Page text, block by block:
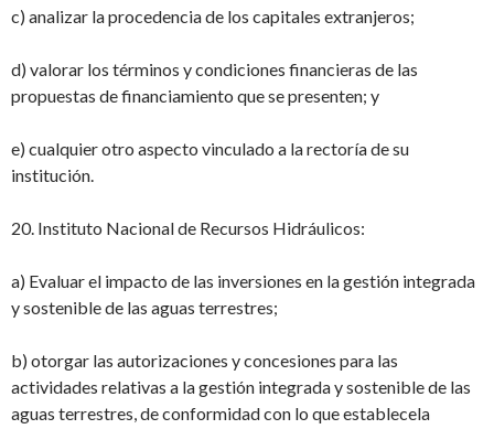
c) analizar la procedencia de los capitales extranjeros;
d) valorar los términos y condiciones financieras de las
propuestas de financiamiento que se presenten; y
e) cualquier otro aspecto vinculado a la rectoría de su
institución.
20. Instituto Nacional de Recursos Hidráulicos:
a) Evaluar el impacto de las inversiones en la gestión integrada
y sostenible de las aguas terrestres;
b) otorgar las autorizaciones y concesiones para las
actividades relativas a la gestión integrada y sostenible de las
aguas terrestres, de conformidad con lo que establecela